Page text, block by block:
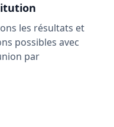
les résultats et
possibles avec
par